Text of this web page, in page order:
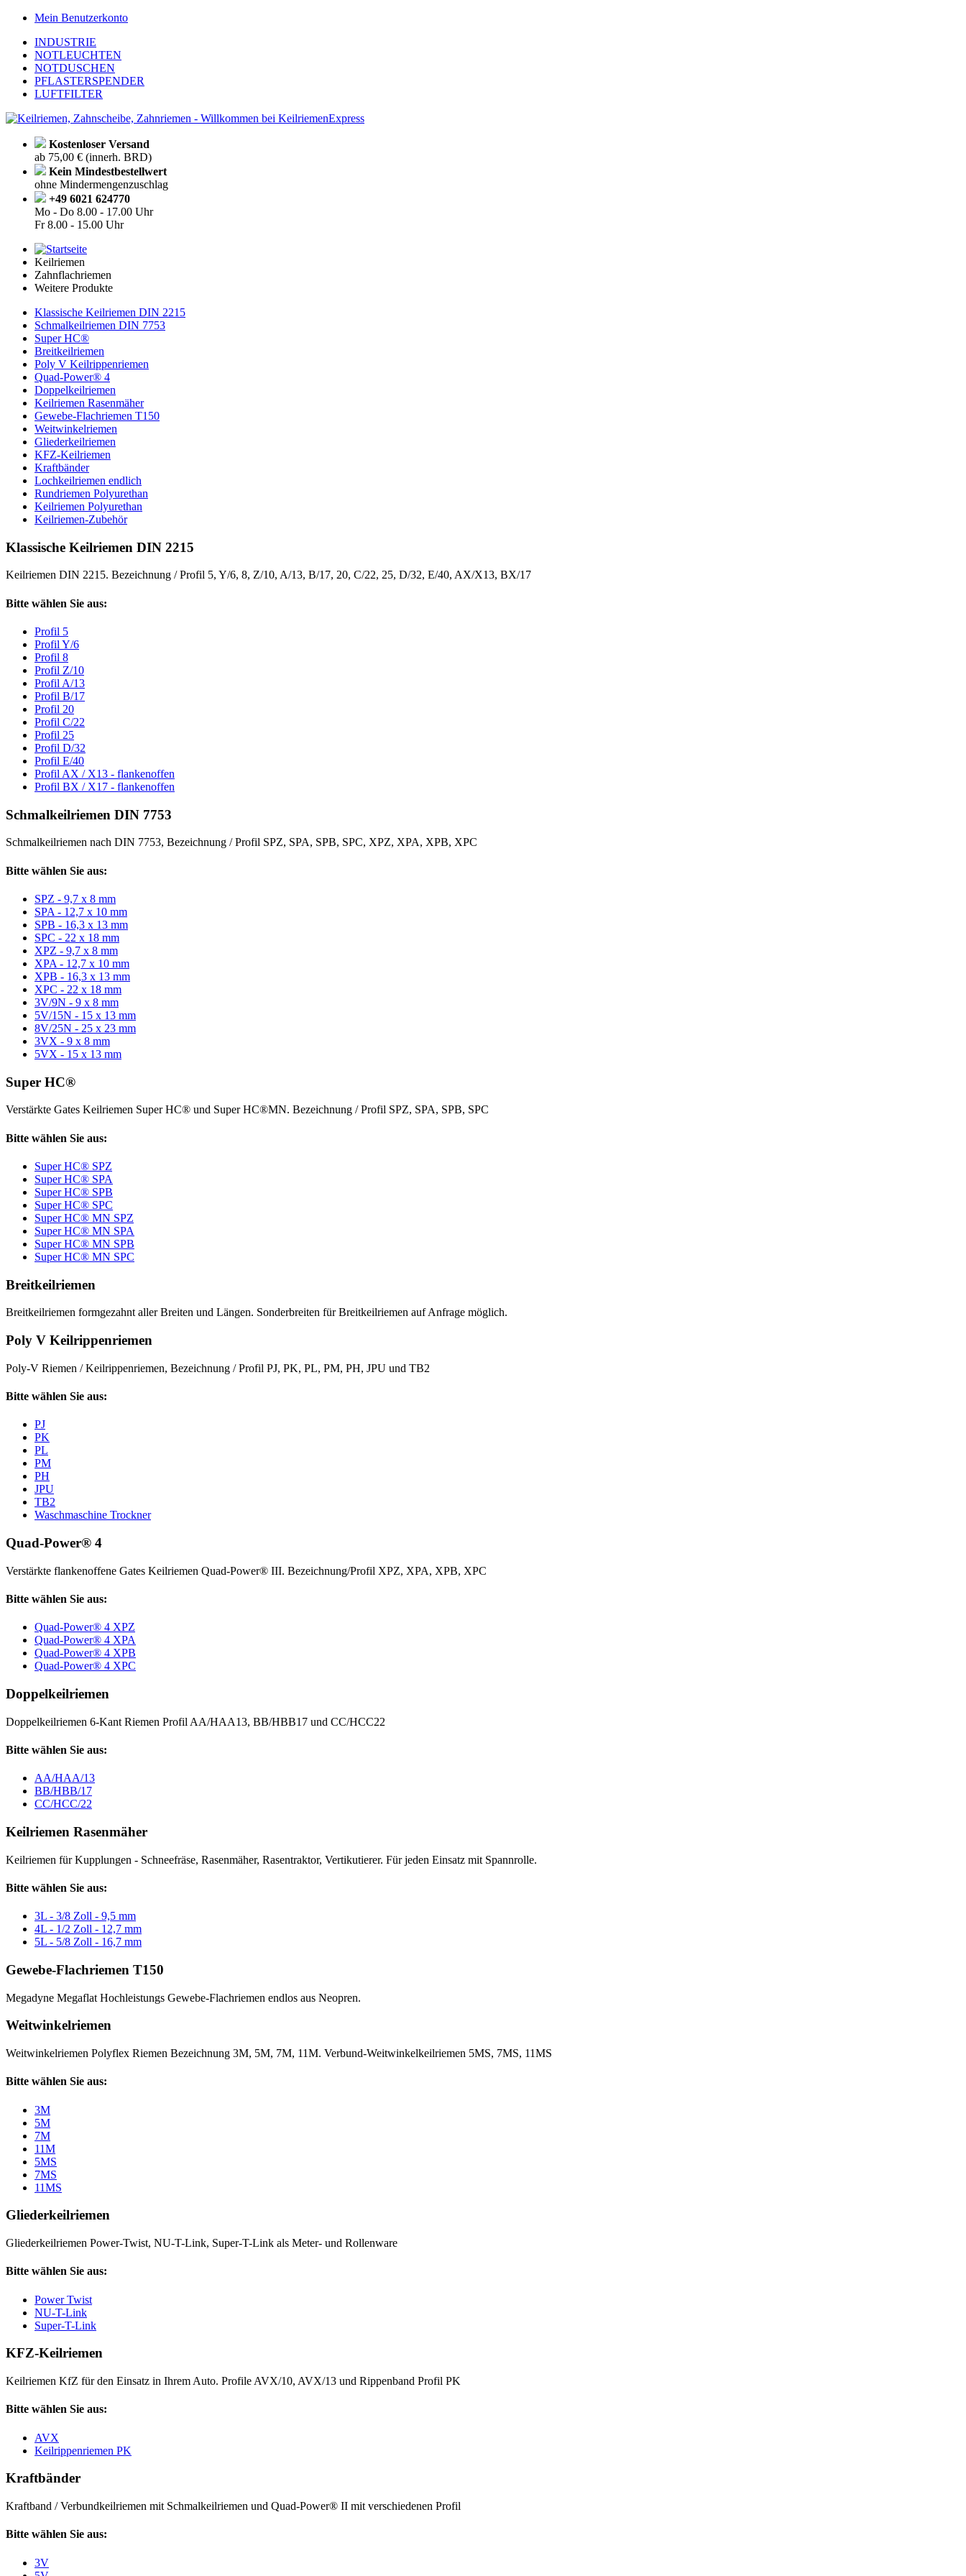
Mein Benutzerkonto
INDUSTRIE
NOTLEUCHTEN
NOTDUSCHEN
PFLASTERSPENDER
LUFTFILTER
Kostenloser Versand
ab 75,00 € (innerh. BRD)
Kein Mindestbestellwert
ohne Mindermengenzuschlag
+49 6021 624770
Mo - Do 8.00 - 17.00 Uhr
Fr8.00 - 15.00 Uhr
Keilriemen
Zahnflachriemen
Weitere Produkte
Klassische Keilriemen DIN 2215
Schmalkeilriemen DIN 7753
Super HC®
Breitkeilriemen
Poly V Keilrippenriemen
Quad-Power® 4
Doppelkeilriemen
Keilriemen Rasenmäher
Gewebe-Flachriemen T150
Weitwinkelriemen
Gliederkeilriemen
KFZ-Keilriemen
Kraftbänder
Lochkeilriemen endlich
Rundriemen Polyurethan
Keilriemen Polyurethan
Keilriemen-Zubehör
Klassische Keilriemen DIN 2215
Keilriemen DIN 2215. Bezeichnung / Profil 5, Y/6, 8, Z/10, A/13, B/17, 20, C/22, 25, D/32, E/40, AX/X13, BX/17
Bitte wählen Sie aus:
Profil 5
Profil Y/6
Profil 8
Profil Z/10
Profil A/13
Profil B/17
Profil 20
Profil C/22
Profil 25
Profil D/32
Profil E/40
Profil AX / X13 - flankenoffen
Profil BX / X17 - flankenoffen
Schmalkeilriemen DIN 7753
Schmalkeilriemen nach DIN 7753, Bezeichnung / Profil SPZ, SPA, SPB, SPC, XPZ, XPA, XPB, XPC
Bitte wählen Sie aus:
SPZ - 9,7 x 8 mm
SPA - 12,7 x 10 mm
SPB - 16,3 x 13 mm
SPC - 22 x 18 mm
XPZ - 9,7 x 8 mm
XPA - 12,7 x 10 mm
XPB - 16,3 x 13 mm
XPC - 22 x 18 mm
3V/9N - 9 x 8 mm
5V/15N - 15 x 13 mm
8V/25N - 25 x 23 mm
3VX - 9 x 8 mm
5VX - 15 x 13 mm
Super HC®
Verstärkte Gates Keilriemen Super HC® und Super HC®MN. Bezeichnung / Profil SPZ, SPA, SPB, SPC
Bitte wählen Sie aus:
Super HC® SPZ
Super HC® SPA
Super HC® SPB
Super HC® SPC
Super HC® MN SPZ
Super HC® MN SPA
Super HC® MN SPB
Super HC® MN SPC
Breitkeilriemen
Breitkeilriemen formgezahnt aller Breiten und Längen. Sonderbreiten für Breitkeilriemen auf Anfrage möglich.
Poly V Keilrippenriemen
Poly-V Riemen / Keilrippenriemen, Bezeichnung / Profil PJ, PK, PL, PM, PH, JPU und TB2
Bitte wählen Sie aus:
PJ
PK
PL
PM
PH
JPU
TB2
Waschmaschine Trockner
Quad-Power® 4
Verstärkte flankenoffene Gates Keilriemen Quad-Power® III. Bezeichnung/Profil XPZ, XPA, XPB, XPC
Bitte wählen Sie aus:
Quad-Power® 4 XPZ
Quad-Power® 4 XPA
Quad-Power® 4 XPB
Quad-Power® 4 XPC
Doppelkeilriemen
Doppelkeilriemen 6-Kant Riemen Profil AA/HAA13, BB/HBB17 und CC/HCC22
Bitte wählen Sie aus:
AA/HAA/13
BB/HBB/17
CC/HCC/22
Keilriemen Rasenmäher
Keilriemen für Kupplungen - Schneefräse, Rasenmäher, Rasentraktor, Vertikutierer. Für jeden Einsatz mit Spannrolle.
Bitte wählen Sie aus:
3L - 3/8 Zoll - 9,5 mm
4L - 1/2 Zoll - 12,7 mm
5L - 5/8 Zoll - 16,7 mm
Gewebe-Flachriemen T150
Megadyne Megaflat Hochleistungs Gewebe-Flachriemen endlos aus Neopren.
Weitwinkelriemen
Weitwinkelriemen Polyflex Riemen Bezeichnung 3M, 5M, 7M, 11M. Verbund-Weitwinkelkeilriemen 5MS, 7MS, 11MS
Bitte wählen Sie aus:
3M
5M
7M
11M
5MS
7MS
11MS
Gliederkeilriemen
Gliederkeilriemen Power-Twist, NU-T-Link, Super-T-Link als Meter- und Rollenware
Bitte wählen Sie aus:
Power Twist
NU-T-Link
Super-T-Link
KFZ-Keilriemen
Keilriemen KfZ für den Einsatz in Ihrem Auto. Profile AVX/10, AVX/13 und Rippenband Profil PK
Bitte wählen Sie aus:
AVX
Keilrippenriemen PK
Kraftbänder
Kraftband / Verbundkeilriemen mit Schmalkeilriemen und Quad-Power® II mit verschiedenen Profil
Bitte wählen Sie aus:
3V